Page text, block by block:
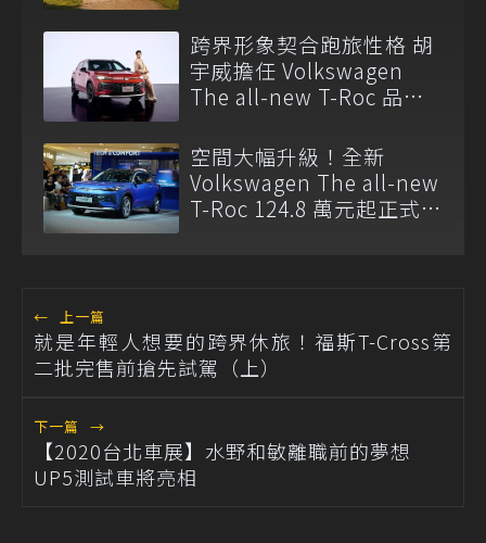
跨界形象契合跑旅性格 胡
宇威擔任 Volkswagen
The all-new T-Roc 品牌
空間大幅升級！全新
Volkswagen The all-new
T-Roc 124.8 萬元起正式上
← 上一篇
就是年輕人想要的跨界休旅！福斯T-Cross第
二批完售前搶先試駕（上）
下一篇 →
【2020台北車展】水野和敏離職前的夢想
UP5測試車將亮相